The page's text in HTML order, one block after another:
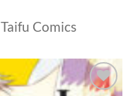
Taifu Comics